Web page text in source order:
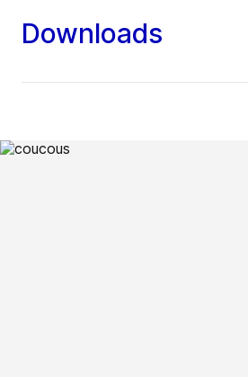
Downloads